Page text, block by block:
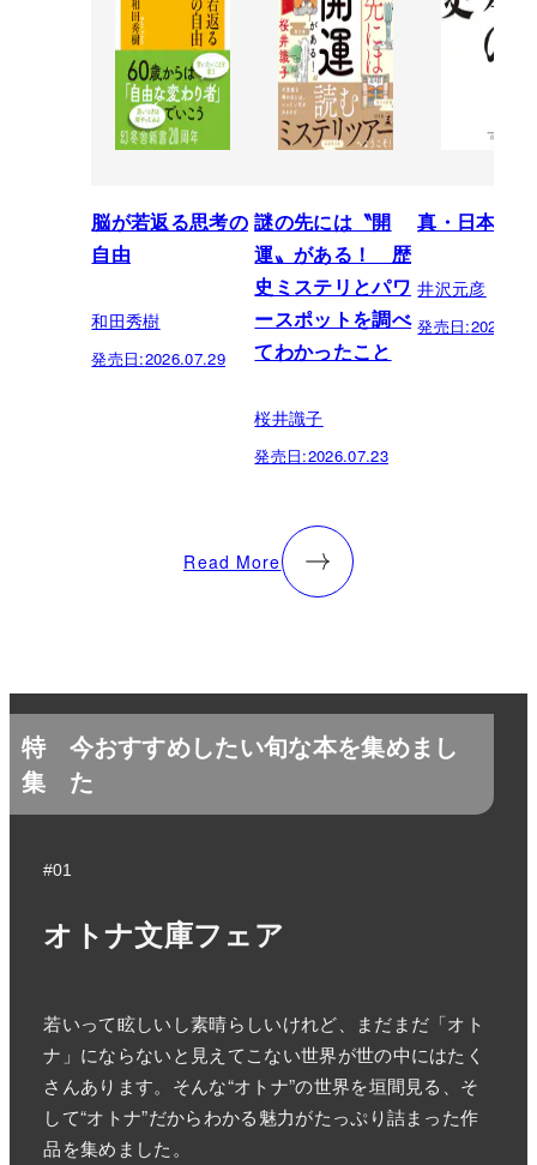
脳が若返る思考の
自由
和田秀樹
発売日:2026.07.29
謎の先には〝開
運〟がある！ 歴
史ミステリとパワ
ースポットを調べ
てわかったこと
桜井識子
発売日:2026.07.23
真・日本の
井沢元彦
発売日:
Read More
特
集
今おすすめしたい旬な本を集めまし
た
#01
オトナ文庫フェア
若いって眩しいし素晴らしいけれど、まだまだ「オト
ナ」にならないと見えてこない世界が世の中にはたく
さんあります。そんな“オトナ”の世界を垣間見る、そ
して“オトナ”だからわかる魅力がたっぷり詰まった作
品を集めました。